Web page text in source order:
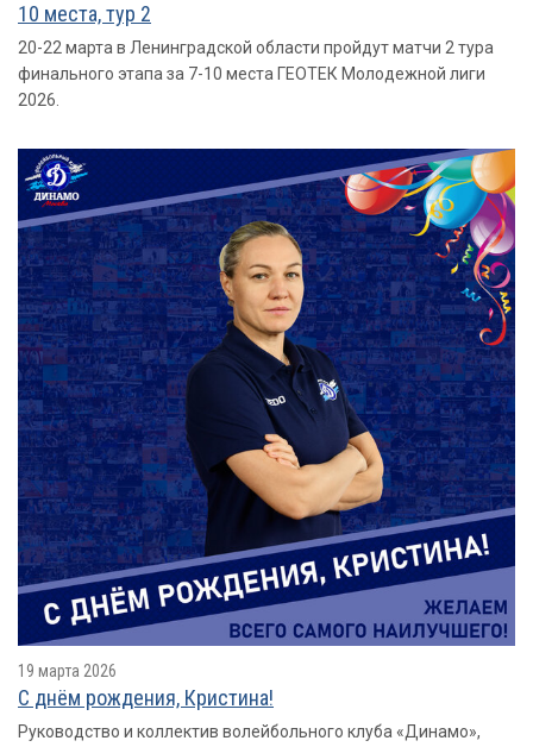
10 места, тур 2
20-22 марта в Ленинградской области пройдут матчи 2 тура
финального этапа за 7-10 места ГЕОТЕК Молодежной лиги
2026.
19 марта 2026
С днём рождения, Кристина!
Руководство и коллектив волейбольного клуба «Динамо»,